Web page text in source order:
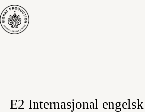
Hopp
til
innholdet
E2 Internasjonal